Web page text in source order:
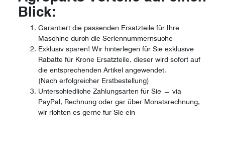
Blick:
Garantiert die passenden Ersatzteile für Ihre
Maschine durch die Seriennummernsuche
Exklusiv sparen! Wir hinterlegen für Sie exklusive
Rabatte für Krone Ersatzteile, dieser wird sofort auf
die entsprechenden Artikel angewendet.
(Nach erfolgreicher Erstbestellung)
Unterschiedliche Zahlungsarten für Sie → via
PayPal, Rechnung oder gar über Monatsrechnung,
wir richten es gerne für Sie ein